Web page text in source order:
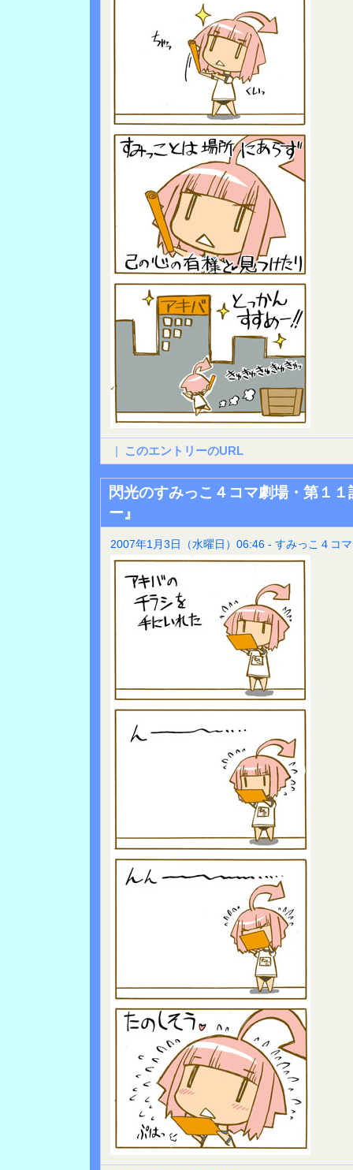
| このエントリーのURL
閃光のすみっこ４コマ劇場・第１
ー』
2007年1月3日（水曜日）06:46 - すみっこ４コマ